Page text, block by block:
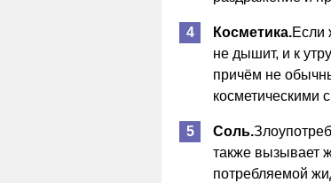
Косметика.Если
не дышит, и к
причём не
косметическими
Соль.
также вызывает
потребляемой